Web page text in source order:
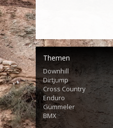
Themen
Downhill
Dirtjump
Cross Country
Enduro
Gümmeler
BMX